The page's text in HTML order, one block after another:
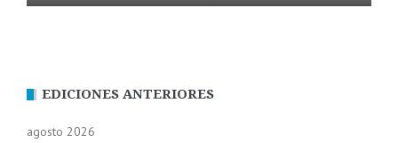
EDICIONES ANTERIORES
agosto 2026